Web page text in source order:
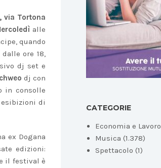
via Tortona
alle
quando
ore 18,
dj set e
dj con
in consolle
esibizioni di
ex Dogana
edizioni:
il festival è
CATEGORIE
Economia e Lavoro
Musica (1.378)
Spettacolo (1)